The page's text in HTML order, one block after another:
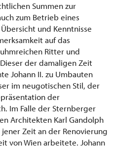
Summen zur
zum Betrieb eines
und Kenntnisse
auf das
Ritter und
der damaligen Zeit
Johann II. zu Umbauten
im neugotischen Stil, der
der
Im Falle der Sternberger
Architekten Karl Gandolph
Zeit an der Renovierung
von Wien arbeitete. Johann